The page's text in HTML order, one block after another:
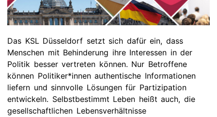
Das KSL Düsseldorf setzt sich dafür ein, dass
Menschen mit Behinderung ihre Interessen in der
Politik besser vertreten können. Nur Betroffene
können Politiker*innen authentische Informationen
liefern und sinnvolle Lösungen für Partizipation
entwickeln. Selbstbestimmt Leben heißt auch, die
gesellschaftlichen Lebensverhältnisse